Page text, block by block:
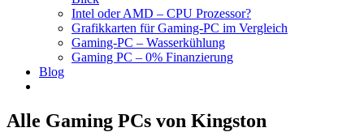
Intel oder AMD – CPU Prozessor?
Grafikkarten für Gaming-PC im Vergleich
Gaming-PC – Wasserkühlung
Gaming PC – 0% Finanzierung
Blog
Alle Gaming PCs von Kingston